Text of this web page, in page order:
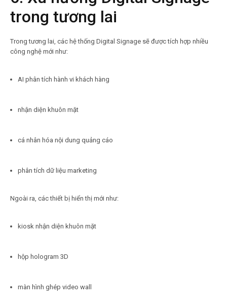
trong tương lai
Trong tương lai, các hệ thống Digital Signage sẽ được tích hợp nhiều
công nghệ mới như:
AI phân tích hành vi khách hàng
nhận diện khuôn mặt
cá nhân hóa nội dung quảng cáo
phân tích dữ liệu marketing
Ngoài ra, các thiết bị hiển thị mới như:
kiosk nhận diện khuôn mặt
hộp hologram 3D
màn hình ghép video wall